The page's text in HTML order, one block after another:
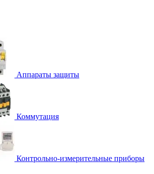
Аппараты защиты
Коммутация
Контрольно-измерительные приборы